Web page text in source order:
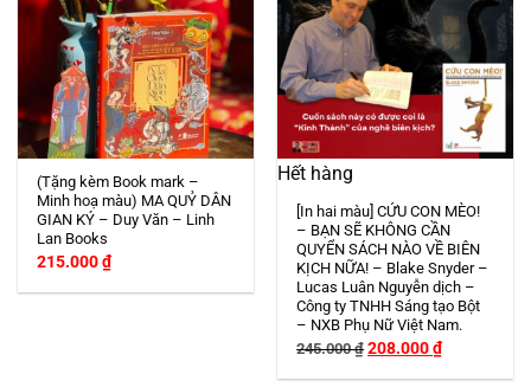
(Tặng kèm Book mark –
Minh hoạ màu) MA QUỶ DÂN
GIAN KÝ – Duy Văn – Linh
Lan Books
215.000₫
Hết hàng
[In hai màu] CỨU CON MÈO!
– BẠN SẼ KHÔNG CẦN
QUYỂN SÁCH NÀO VỀ BIÊN
KỊCH NỮA! – Blake Snyder –
Lucas Luân Nguyễn dịch –
Công ty TNHH Sáng tạo Bột
– NXB Phụ Nữ Việt Nam.
245.000₫Giá
gốc
là:
208.000₫Giá
hiện
tại